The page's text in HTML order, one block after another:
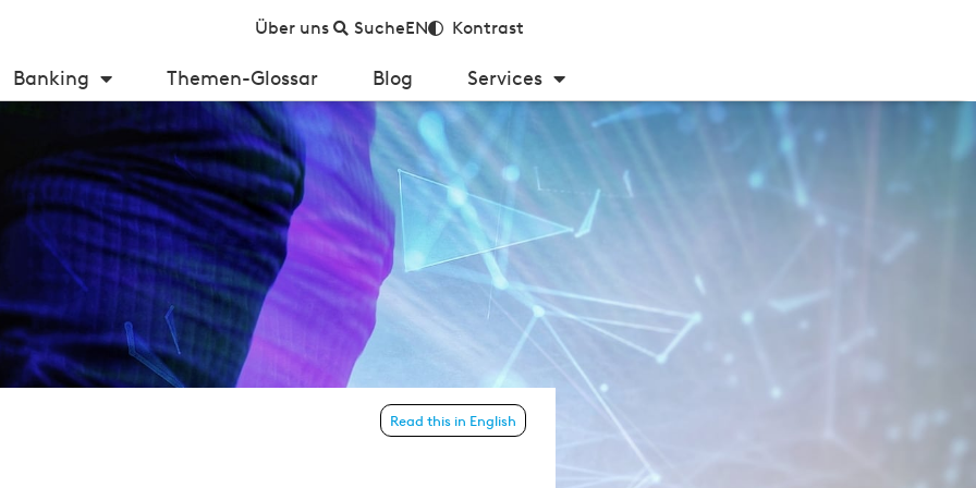
Über uns SucheEN Kontrast
Banking Themen-Glossar Blog Services
im Private Banking wichtiger denn jeRead this in English